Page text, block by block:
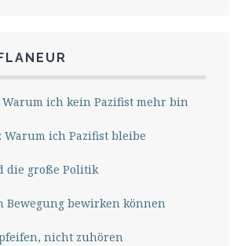
Warum ich kein Pazifist mehr bin
Warum ich Pazifist bleibe
die große Politik
Bewegung bewirken können
nicht zuhören